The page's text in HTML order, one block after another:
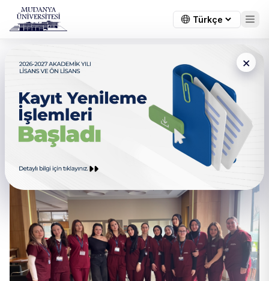
×
Sahada Eğitim, Güçlü İletişim:
Bahar Dönemi İşletmede
Mesleki Eğitim (İME) Sürecimiz
Başarıyla Tamamlandı